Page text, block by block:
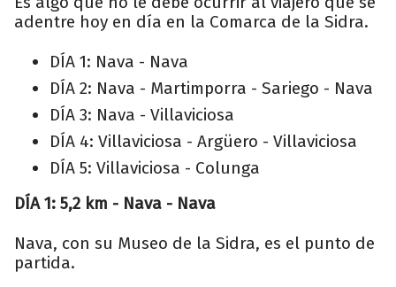
adentre hoy en día en la Comarca de la Sidra.
DÍA 1: Nava - Nava
DÍA 2: Nava - Martimporra - Sariego - Nava
DÍA 3: Nava - Villaviciosa
DÍA 4: Villaviciosa - Argüero - Villaviciosa
DÍA 5: Villaviciosa - Colunga
DÍA 1: 5,2 km - Nava - Nava
Nava, con su Museo de la Sidra, es el punto de
partida.